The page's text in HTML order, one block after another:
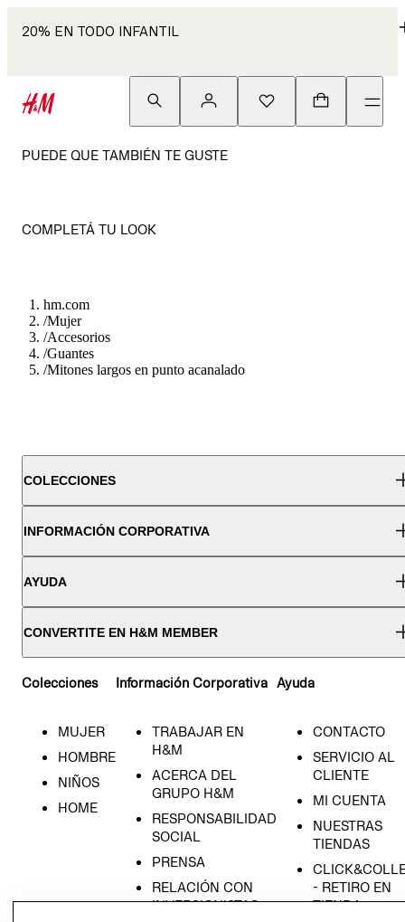
20% EN TODO INFANTIL
PUEDE QUE TAMBIÉN TE GUSTE
COMPLETÁ TU LOOK
hm.com
/Mujer
/Accesorios
/Guantes
/Mitones largos en punto acanalado
COLECCIONES
INFORMACIÓN CORPORATIVA
AYUDA
CONVERTITE EN H&M MEMBER
Colecciones
MUJER
HOMBRE
NIÑOS
HOME
Información Corporativa
TRABAJAR EN
H&M
ACERCA DEL
GRUPO H&M
RESPONSABILIDAD
SOCIAL
PRENSA
RELACIÓN CON
INVERSIONISTAS
Ayuda
CONTACTO
SERVICIO AL
CLIENTE
MI CUENTA
NUESTRAS
TIENDAS
- RETIRO EN
TIENDA